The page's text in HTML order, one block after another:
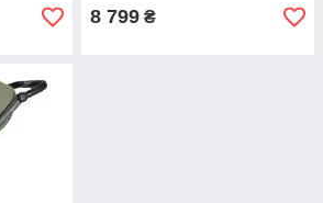
8 799 ₴